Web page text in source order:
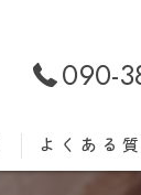
090-
よくある